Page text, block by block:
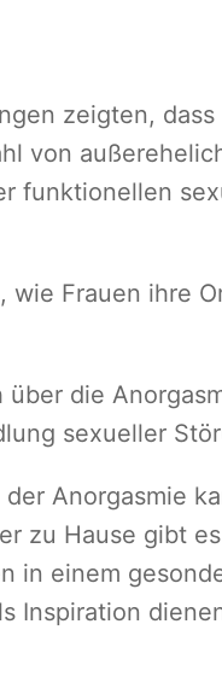
zeigten,
von
funktionellen
Frauen ihre
die
sexueller
Anorgasmie
zu Hause gibt
in einem
Inspiration